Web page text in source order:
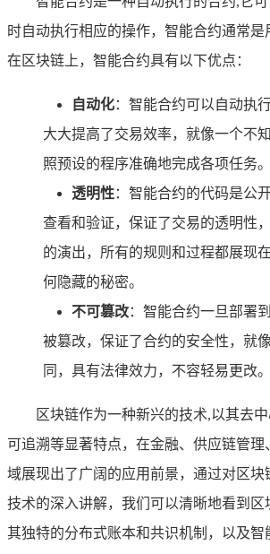
时自动执行相应的操作，智能合约通常
在区块链上，智能合约具有以下优点：
自动化：智能合约可以自动执
大大提高了交易效率，就像一个不
照预设的程序准确地完成各项任务。
透明性：智能合约的代码是公
查看和验证，保证了交易的透明性
的演出，所有的规则和过程都展现
何隐藏的秘密。
不可篡改：智能合约一旦部署
被篡改，保证了合约的安全性，就
同，具有法律效力，不容轻易更改。
区块链作为一种新兴的技术,以其去中
可追溯等显著特点，在金融、供应链管理
域展现出了广阔的应用前景，通过对区块
技术的深入讲解，我们可以清晰地看到区
其独特的分布式账本和共识机制，以及智